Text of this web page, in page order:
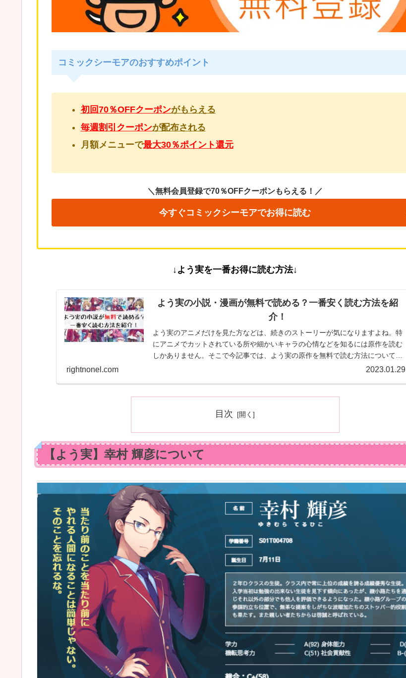
コミックシーモアのおすすめポイント
初回70％OFFクーポンがもらえる
毎週割引クーポンが配布される
月額メニューで最大30％ポイント還元
＼無料会員登録で70％OFFクーポンもらえる！／
今すぐコミックシーモアでお得に読む
↓よう実を一番お得に読む方法↓
よう実の小説・漫画が無料で読める？一番安く読む方法を紹
介！
よう実のアニメだけを見た方などは、続きのストーリーが気になりますよね。特
にアニメでカットされている所や細かいキャラの心情などを知るには原作を読む
しかありません。そこで今記事では、よう実の原作を無料で読む方法についてお
rightnonel.com 2023.01.29
目次
【よう実】幸村 輝彦について